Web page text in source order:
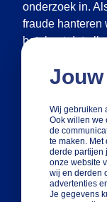
Wij gebruiken
Ook willen we
de
te maken. Met
derde partijen
onze website
wij en derden
advertenties
Je gegevens
onderzoek in.
fraude hanteren
betekent dat
Een al
opeisbaar
De fraude